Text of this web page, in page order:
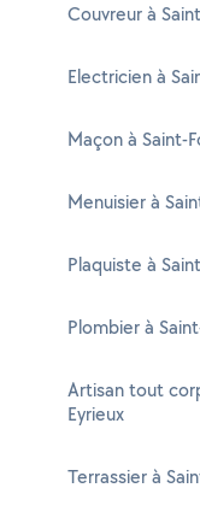
Couvreur à
Electricien à
Maçon à Saint-
Menuisier à
Plaquiste à
Plombier à
Artisan tout
Eyrieux
Terrassier à